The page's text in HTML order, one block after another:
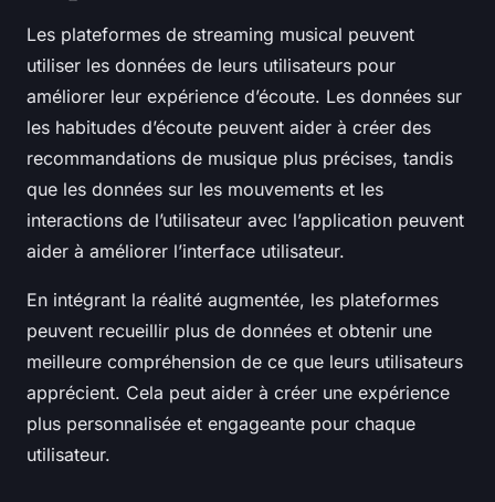
Les plateformes de streaming musical peuvent
utiliser les données de leurs utilisateurs pour
améliorer leur expérience d’écoute. Les données sur
les habitudes d’écoute peuvent aider à créer des
recommandations de musique plus précises, tandis
que les données sur les mouvements et les
interactions de l’utilisateur avec l’application peuvent
aider à améliorer l’interface utilisateur.
En intégrant la réalité augmentée, les plateformes
peuvent recueillir plus de données et obtenir une
meilleure compréhension de ce que leurs utilisateurs
apprécient. Cela peut aider à créer une expérience
plus personnalisée et engageante pour chaque
utilisateur.